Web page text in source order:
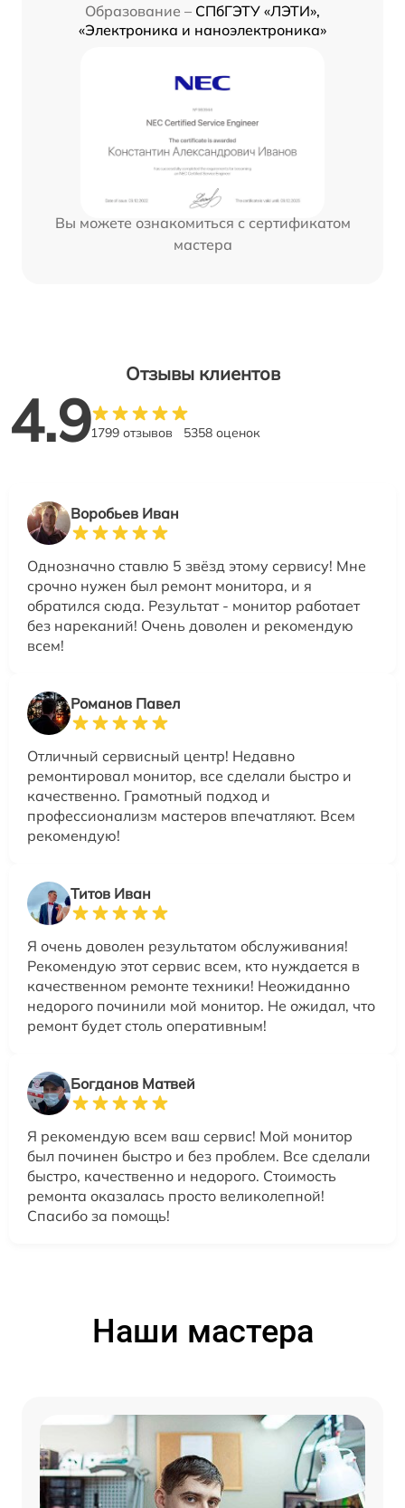
Образование – СПбГЭТУ «ЛЭТИ»,
«Электроника и наноэлектроника»
Вы можете ознакомиться с сертификатом
мастера
Отзывы клиентов
4.91799 отзывов 5358 оценок
Воробьев Иван
Однозначно ставлю 5 звёзд этому сервису! Мне
срочно нужен был ремонт монитора, и я
обратился сюда. Результат - монитор работает
без нареканий! Очень доволен и рекомендую
всем!
Романов Павел
Отличный сервисный центр! Недавно
ремонтировал монитор, все сделали быстро и
качественно. Грамотный подход и
профессионализм мастеров впечатляют. Всем
рекомендую!
Титов Иван
Я очень доволен результатом обслуживания!
Рекомендую этот сервис всем, кто нуждается в
качественном ремонте техники! Неожиданно
недорого починили мой монитор. Не ожидал, что
ремонт будет столь оперативным!
Богданов Матвей
Я рекомендую всем ваш сервис! Мой монитор
был починен быстро и без проблем. Все сделали
быстро, качественно и недорого. Стоимость
ремонта оказалась просто великолепной!
Спасибо за помощь!
Наши мастера